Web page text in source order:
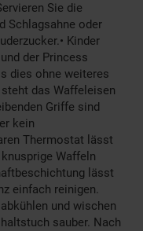
Sie die
Schlagsahne oder
Kinder
der Princess
dies ohne weiteres
das Waffeleisen
Griffe sind
kein
Thermostat lässt
Waffeln
lässt
einfach reinigen.
und wischen
sauber. Nach